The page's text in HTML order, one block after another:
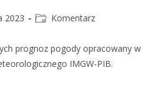
2023 Komentarz
prognoz pogody opracowany w
IMGW-PIB.